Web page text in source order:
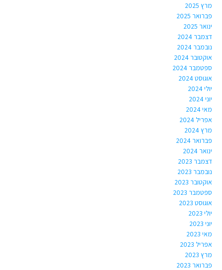
מרץ 2025
פברואר 2025
ינואר 2025
דצמבר 2024
נובמבר 2024
אוקטובר 2024
ספטמבר 2024
אוגוסט 2024
יולי 2024
יוני 2024
מאי 2024
אפריל 2024
מרץ 2024
פברואר 2024
ינואר 2024
דצמבר 2023
נובמבר 2023
אוקטובר 2023
ספטמבר 2023
אוגוסט 2023
יולי 2023
יוני 2023
מאי 2023
אפריל 2023
מרץ 2023
פברואר 2023